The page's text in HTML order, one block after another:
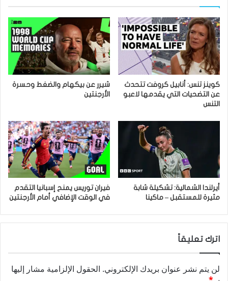
كوينز تنس: أنابيل كروفت تتحدث
عن التضحيات التي يقدمها لاعبو
التنس
شيرر عن بيكهام والضغط وحسرة
الأرجنتين
أيرلندا الشمالية: تشكيلة شابة
مثيرة للمستقبل – ماكينا
فيران توريس يمنح إسبانيا التقدم
في الوقت الإضافي أمام الأرجنتين
اترك تعليقاً
لن يتم نشر عنوان بريدك الإلكتروني. الحقول الإلزامية مشار إليها